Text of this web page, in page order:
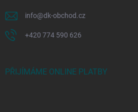
info@dk-obchod.cz
+420 774 590 626
PŘIJÍMÁME ONLINE PLATBY